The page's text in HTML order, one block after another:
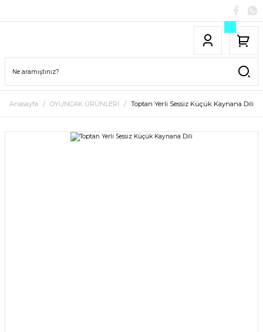
Anasayfa OYUNCAK ÜRÜNLERİ Toptan Yerli Sessiz Küçük Kaynana Dili